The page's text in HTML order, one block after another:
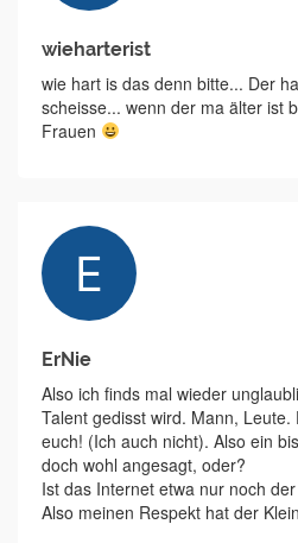
wieharterist
wie hart is das denn bitte... Der
scheisse... wenn der ma älter ist
Frauen
ErNie
Also ich finds mal wieder
Talent gedisst wird. Mann, Leute.
euch! (Ich auch nicht). Also ein
doch wohl angesagt, oder?
Ist das Internet etwa nur noch
Also meinen Respekt hat der